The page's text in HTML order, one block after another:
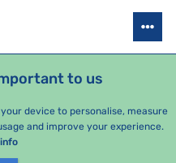
to us
device to personalise, measure
and improve your experience.
BRNO